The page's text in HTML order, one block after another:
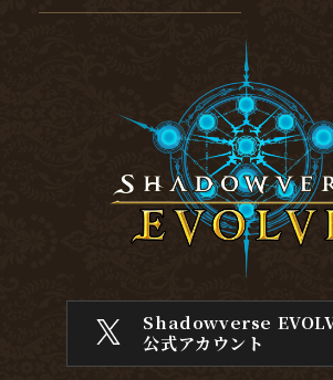
Shadowverse
公式アカウント